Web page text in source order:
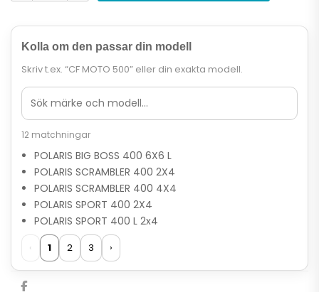
Kolla om den passar din modell
Skriv t.ex. “CF MOTO 500” eller din exakta modell.
12 matchningar
POLARIS BIG BOSS 400 6X6 L
POLARIS SCRAMBLER 400 2X4
POLARIS SCRAMBLER 400 4X4
POLARIS SPORT 400 2X4
POLARIS SPORT 400 L 2x4
‹ 1 2 3 ›